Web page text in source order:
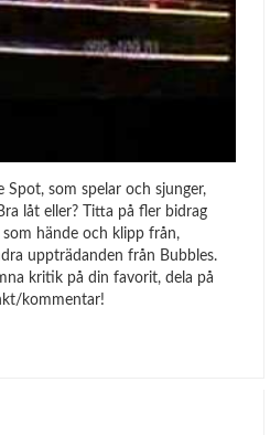
som spelar och sjunger,
låt eller? Titta på fler bidrag
hände och klipp från,
uppträdanden från Bubbles.
kritik på din favorit, dela på
kommentar!